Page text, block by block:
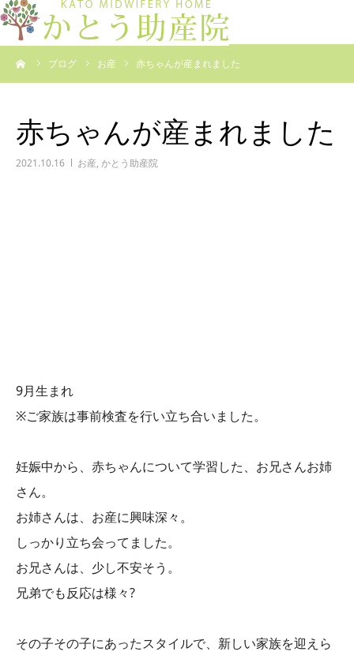
ブログ お産 赤ちゃんが産まれました
赤ちゃんが産まれました
2021.10.16 お産, かとう助産院
9月生まれ
※ご家族は事前検査を行い立ち合いました。
妊娠中から、赤ちゃんについて学習した、お兄さんお姉
さん。
お姉さんは、お産に興味深々。
しっかり立ち会ってました。
お兄さんは、少し不安そう。
兄弟でも反応は様々?
その子その子にあったスタイルで、新しい家族を迎えら